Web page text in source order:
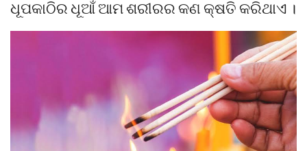
ଧୂପକାଠିର ଧୂଆଁ ଆମ ଶରୀରର କଣ କ୍ଷତି କରିଥାଏ ।